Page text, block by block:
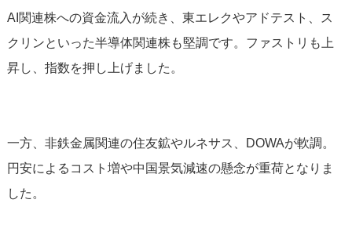
AI関連株への資金流入が続き、東エレクやアドテスト、ス
クリンといった半導体関連株も堅調です。ファストリも上
昇し、指数を押し上げました。
一方、非鉄金属関連の住友鉱やルネサス、DOWAが軟調。
円安によるコスト増や中国景気減速の懸念が重荷となりま
した。